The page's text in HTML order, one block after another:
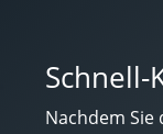
Nachdem